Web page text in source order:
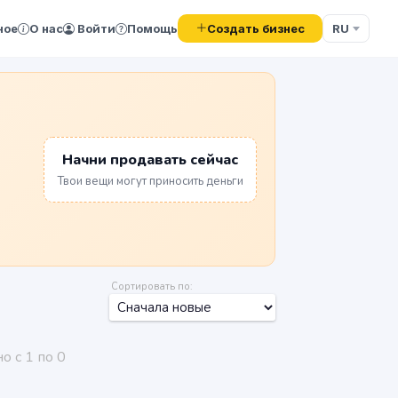
О нас Войти Помощь Создать бизнес RU
Начни продавать сейчас
Твои вещи могут приносить деньги
Сортировать по:
с 1 по 0